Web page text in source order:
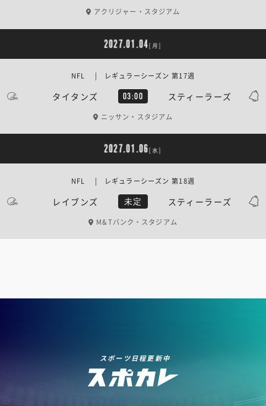
アクリジャー・スタジアム
2027.01.04[月]
タイタンズ 03:00 スティーラーズ
NFL | レギュラーシーズン 第17週
ニッサン・スタジアム
2027.01.06[水]
レイブンズ 未定 スティーラーズ
NFL | レギュラーシーズン 第18週
M&Tバンク・スタジアム
スポーツ日程更新中